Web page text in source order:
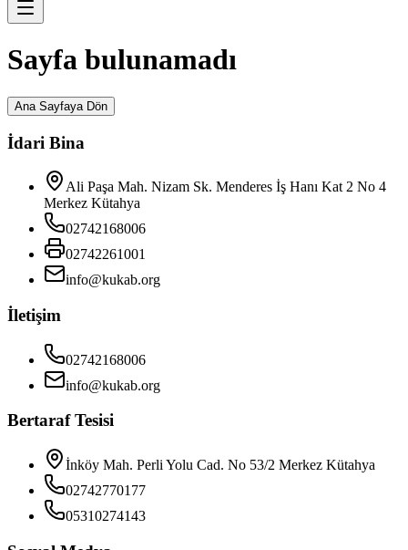
Sayfa bulunamadı
Ana Sayfaya Dön
İdari Bina
Ali Paşa Mah. Nizam Sk. Menderes İş Hanı Kat 2 No 4
Merkez Kütahya
02742168006
02742261001
info@kukab.org
İletişim
02742168006
info@kukab.org
Bertaraf Tesisi
İnköy Mah. Perli Yolu Cad. No 53/2 Merkez Kütahya
02742770177
05310274143